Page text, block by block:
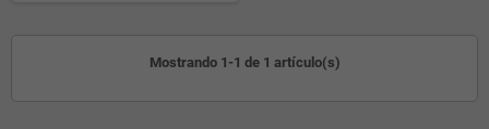
Mostrando 1-1 de 1 artículo(s)